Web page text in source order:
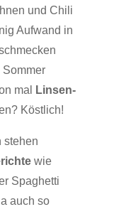
und Chili
Aufwand in
Sommer
mal
Linsen-
Köstlich!
stehen
wie
Spaghetti
auch so